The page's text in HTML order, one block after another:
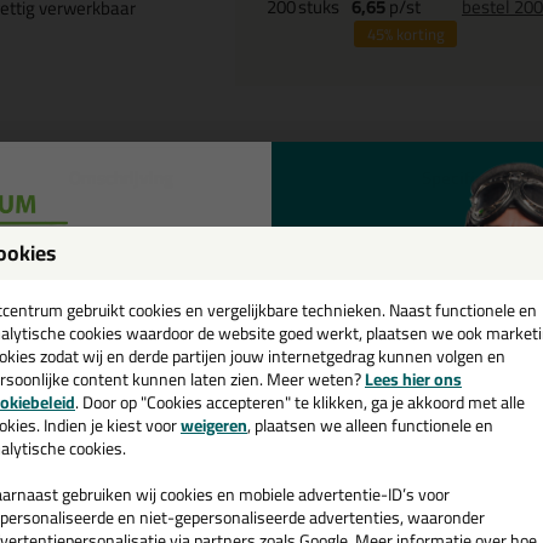
verwerkbaar
45%korting
Specificaties
M360, de snel kleefvrije gevelkit
fijn verwerkbare dilatatiekit is een afdichtingskit op basis van
en aansluitingen in de bouw.
gevelkit wordt meestal gebruikt bij aansluitvoegen bij balkons,
van alle andere gevelkitten is de diversiteit aan kleuren en het erg
maakt niet alleen enorm veel kleuren in siliconenkit maar
voor voegen in buitenmuren en het afdichten van voegen aan
aan beton en schuimbeton prefab- elementen. Lijmen
gebruikt cookies en vergelijkbare technieken. Naast functionele en
cookies waardoor de website goed werkt, plaatsen we ook
zodat wij en derde partijen jouw internetgedrag kunnen volgen en
content kunnen laten zien. Meer weten?Lees hier ons
. Door op "Cookies accepteren" te klikken, ga je akkoord met alle
Indien je kiest voorweigeren, plaatsen we alleen functionele en
cookies.
gebruiken wij cookies en mobiele advertentie-ID’s voor
en niet-gepersonaliseerde advertenties, waaronder
💚
en ontvang een
€35,-bij je eerste bestelling!